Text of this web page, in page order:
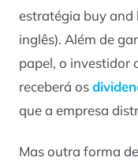
estratégia buy and
inglês). Além de
papel, o investidor
receberá os
que a empresa
Mas outra forma